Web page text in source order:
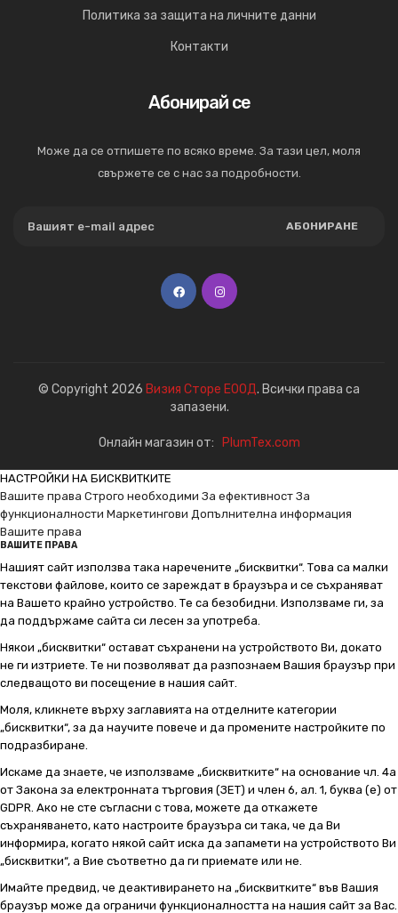
Политика за защита на личните данни
Контакти
Абонирай се
Може да се отпишете по всяко време. За тази цел, моля
свържете се с нас за подробности.
АБОНИРАНЕ
© Copyright 2026 Визия Сторе ЕООД. Всички права са
запазени.
Онлайн магазин от: PlumTex.com
НАСТРОЙКИ НА БИСКВИТКИТЕ
Вашите права Строго необходими За ефективност За
функционалности Маркетингови Допълнителна информация
Вашите права
ВАШИТЕ ПРАВА
Нашият сайт използва така наречените „бисквитки“. Това са малки
текстови файлове, които се зареждат в браузъра и се съхраняват
на Вашето крайно устройство. Те са безобидни. Използваме ги, за
да поддържаме сайта си лесен за употреба.
Някои „бисквитки“ остават съхранени на устройството Ви, докато
не ги изтриете. Те ни позволяват да разпознаем Вашия браузър при
следващото ви посещение в нашия сайт.
Моля, кликнете върху заглавията на отделните категории
„бисквитки“, за да научите повече и да промените настройките по
подразбиране.
Искаме да знаете, че използваме „бисквитките“ на основание чл. 4а
от Закона за електронната търговия (ЗЕТ) и член 6, ал. 1, буква (е) от
GDPR. Ако не сте съгласни с това, можете да откажете
съхраняването, като настроите браузъра си така, че да Ви
информира, когато някой сайт иска да запамети на устройството Ви
„бисквитки“, а Вие съответно да ги приемате или не.
Имайте предвид, че деактивирането на „бисквитките“ във Вашия
браузър може да ограничи функционалността на нашия сайт за Вас.